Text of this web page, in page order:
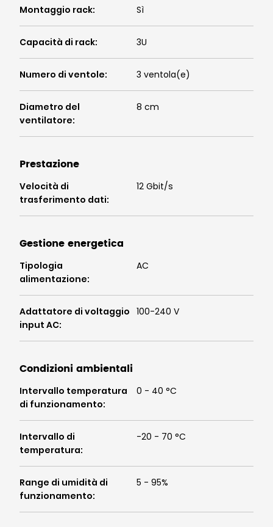
Montaggio rack: Sì
Capacità di rack: 3U
Numero di ventole: 3 ventola(e)
Diametro del
ventilatore:
8 cm
Prestazione
Velocità di
trasferimento dati:
12 Gbit/s
Gestione energetica
Tipologia
alimentazione:
AC
Adattatore di voltaggio
input AC:
100-240 V
Condizioni ambientali
Intervallo temperatura
di funzionamento:
0 - 40 °C
Intervallo di
temperatura:
-20 - 70 °C
Range di umidità di
funzionamento:
5 - 95%